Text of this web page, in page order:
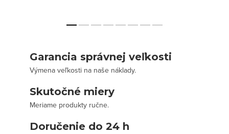
Garancia správnej veľkosti
Výmena veľkosti na naše náklady.
Skutočné miery
Meriame produkty ručne.
Doručenie do 24 h